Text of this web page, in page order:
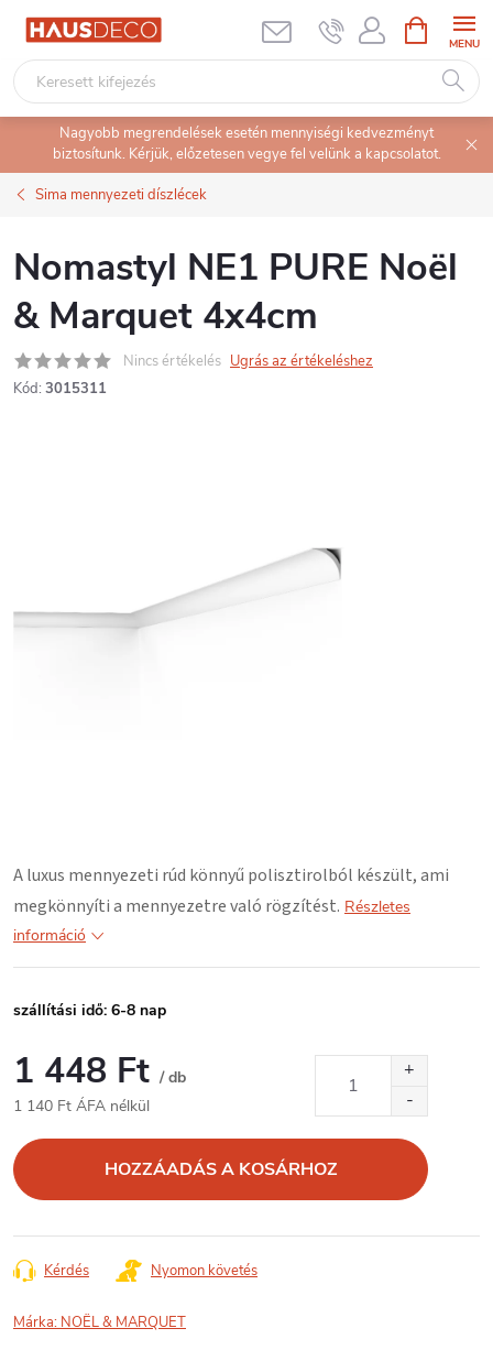
Ugrás
tartalomhoz
KOSÁR
Nagyobb megrendelések esetén mennyiségi kedvezményt
biztosítunk. Kérjük, előzetesen vegye fel velünk a kapcsolatot.
Sima mennyezeti díszlécek
Nomastyl NE1 PURE Noël
& Marquet 4x4cm
Nincs értékelés Ugrás az értékeléshez
Kód: 3015311
A luxus mennyezeti rúd könnyű polisztirolból készült, ami
megkönnyíti a mennyezetre való rögzítést. Részletes
információ
szállítási idő: 6-8 nap
1 448 Ft / db
1 140 Ft ÁFA nélkül
HOZZÁADÁS A KOSÁRHOZ
Kérdés Nyomon követés
Márka: NOËL & MARQUET